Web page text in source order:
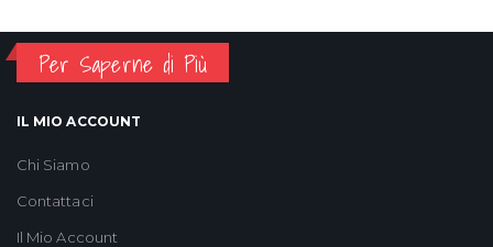
Per Saperne di Più
IL MIO ACCOUNT
Chi Siamo
Contattaci
Il Mio Account